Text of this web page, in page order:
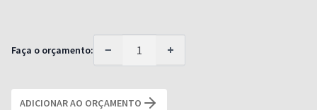
Faça o orçamento: − +
ADICIONAR AO ORÇAMENTO